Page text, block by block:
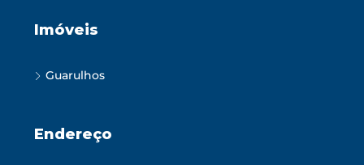
Imóveis
Guarulhos
Endereço